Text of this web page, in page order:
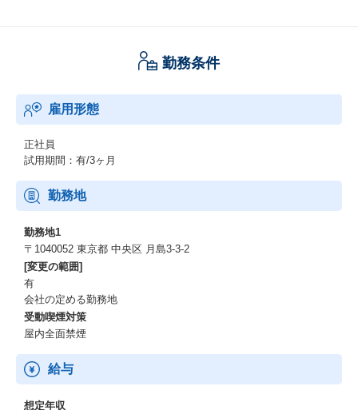
勤務条件
雇用形態
正社員
試用期間：有/3ヶ月
勤務地
勤務地1
〒1040052 東京都 中央区 月島3-3-2
[変更の範囲]
有
会社の定める勤務地
受動喫煙対策
屋内全面禁煙
給与
想定年収